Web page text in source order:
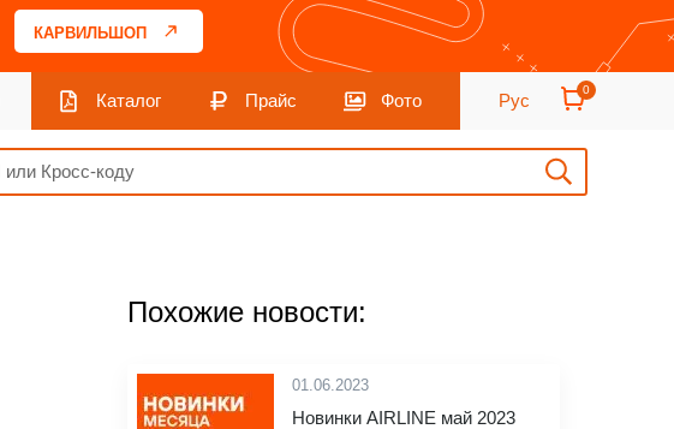
КАРВИЛЬШОП
Каталог Прайс Фото Рус
0
Похожие новости:
01.06.2023
Новинки AIRLINE май 2023